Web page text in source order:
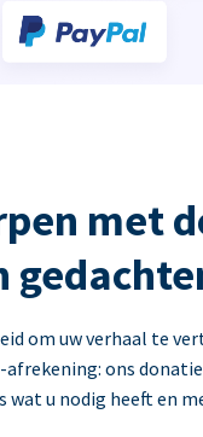
met
om uw verhaal te
ons
wat u nodig heeft en